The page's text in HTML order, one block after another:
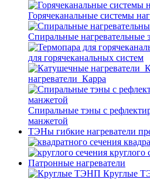
Горячеканальные системы
Спиральные нагревательные
для горячеканальных систем
нагреватели_Карра
Спиральные тэны с
манжетой
ТЭНы гибкие нагреватели
круглого
Патронные нагреватели
Круглые